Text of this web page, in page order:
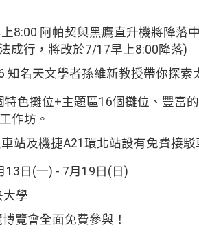
8:00 阿帕契與黑鷹直升機將降落
成行，將改於7/17早上8:00 降落)
知名天文學者孫維新教授帶你探索
特色攤位+主題區16個攤位、豐富
作坊。
站及機捷A21 環北站設有免費接駁
13 日 (一) - 7月 19 日 ( 日 )
大學
覽會全面免費參與！